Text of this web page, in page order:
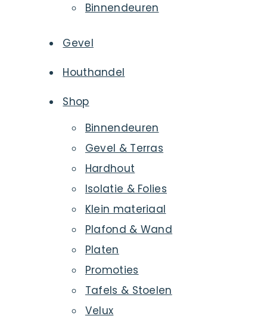
Binnendeuren
Gevel
Houthandel
Shop
Binnendeuren
Gevel & Terras
Hardhout
Isolatie & Folies
Klein materiaal
Plafond & Wand
Platen
Promoties
Tafels & Stoelen
Velux